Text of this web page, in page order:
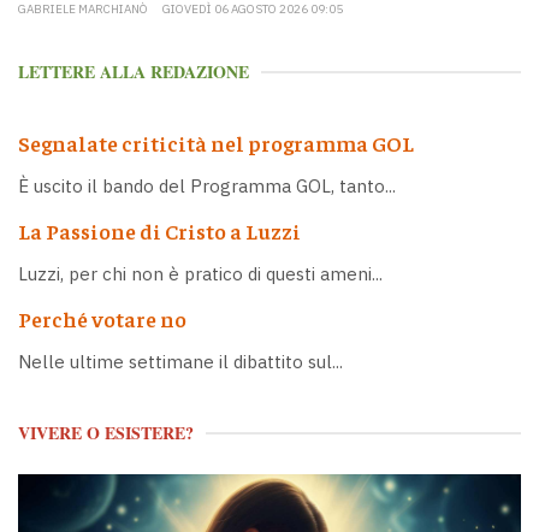
GABRIELE MARCHIANÒ GIOVEDÌ 06 AGOSTO 2026 09:05
LETTERE ALLA REDAZIONE
Segnalate criticità nel programma GOL
È uscito il bando del Programma GOL, tanto...
La Passione di Cristo a Luzzi
Luzzi, per chi non è pratico di questi ameni...
Perché votare no
Nelle ultime settimane il dibattito sul...
VIVERE O ESISTERE?